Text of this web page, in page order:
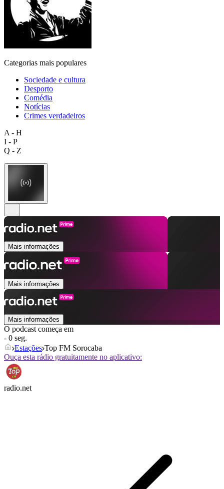
Categorias mais populares
Sociedade e cultura
Desporto
Comédia
Notícias
Crimes verdadeiros
A - H
I - P
Q - Z
Mais informações
Mais informações
Mais informações
O podcast começa em
- 0 seg.
Estações Top FM Sorocaba
Ouça esta rádio gratuitamente no aplicativo:
radio.net